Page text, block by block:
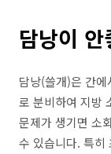
담낭이
담낭(쓸개)은 간
로 분비하여 지방
문제가 생기면 소
수 있습니다. 특히